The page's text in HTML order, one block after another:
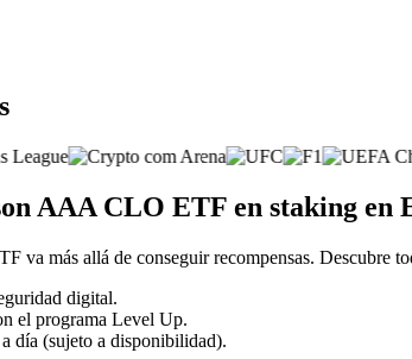
AAA CLO ETF en staking en
va más allá de conseguir recompensas. Descubre
digital.
el programa Level Up.
día (sujeto a disponibilidad).